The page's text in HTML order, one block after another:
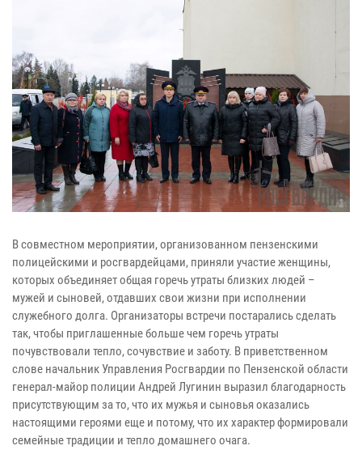
В совместном мероприятии, организованном пензенскими
полицейскими и росгвардейцами, приняли участие женщины,
которых объединяет общая горечь утраты близких людей –
мужей и сыновей, отдавших свои жизни при исполнении
служебного долга. Организаторы встречи постарались сделать
так, чтобы приглашенные больше чем горечь утраты
почувствовали тепло, сочувствие и заботу. В приветственном
слове начальник Управления Росгвардии по Пензенской области
генерал-майор полиции Андрей Лугинин выразил благодарность
присутствующим за то, что их мужья и сыновья оказались
настоящими героями еще и потому, что их характер формировали
семейные традиции и тепло домашнего очага.